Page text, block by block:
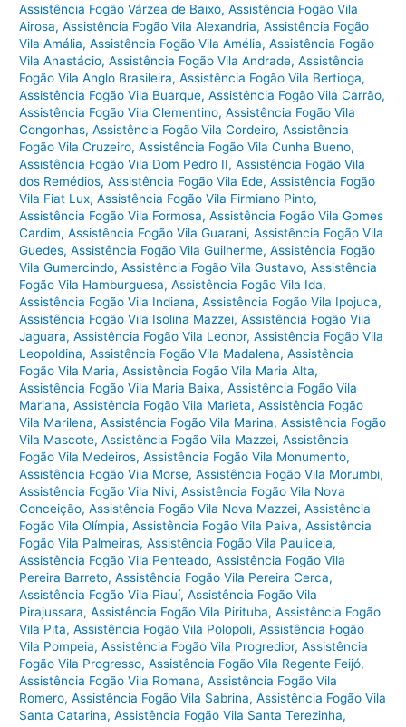
Assistência Fogão Várzea de Baixo,Assistência Fogão Vila
Airosa,Assistência Fogão Vila Alexandria,Assistência Fogão
Vila Amália,Assistência Fogão Vila Amélia,Assistência Fogão
Vila Anastácio,Assistência Fogão Vila Andrade,Assistência
Fogão Vila Anglo Brasileira,Assistência Fogão Vila Bertioga,
Assistência Fogão Vila Buarque,Assistência Fogão Vila Carrão,
Assistência Fogão Vila Clementino,Assistência Fogão Vila
Congonhas,Assistência Fogão Vila Cordeiro,Assistência
Fogão Vila Cruzeiro,Assistência Fogão Vila Cunha Bueno,
Assistência Fogão Vila Dom Pedro II,Assistência Fogão Vila
dos Remédios,Assistência Fogão Vila Ede,Assistência Fogão
Vila Fiat Lux,Assistência Fogão Vila Firmiano Pinto,
Assistência Fogão Vila Formosa,Assistência Fogão Vila Gomes
Cardim,Assistência Fogão Vila Guarani,Assistência Fogão Vila
Guedes,Assistência Fogão Vila Guilherme,Assistência Fogão
Vila Gumercindo,Assistência Fogão Vila Gustavo,Assistência
Fogão Vila Hamburguesa,Assistência Fogão Vila Ida,
Assistência Fogão Vila Indiana,Assistência Fogão Vila Ipojuca,
Assistência Fogão Vila Isolina Mazzei,Assistência Fogão Vila
Jaguara,Assistência Fogão Vila Leonor,Assistência Fogão Vila
Leopoldina,Assistência Fogão Vila Madalena,Assistência
Fogão Vila Maria,Assistência Fogão Vila Maria Alta,
Assistência Fogão Vila Maria Baixa,Assistência Fogão Vila
Mariana,Assistência Fogão Vila Marieta,Assistência Fogão
Vila Marilena,Assistência Fogão Vila Marina,Assistência Fogão
Vila Mascote,Assistência Fogão Vila Mazzei,Assistência
Fogão Vila Medeiros,Assistência Fogão Vila Monumento,
Assistência Fogão Vila Morse,Assistência Fogão Vila Morumbi,
Assistência Fogão Vila Nivi,Assistência Fogão Vila Nova
Conceição,Assistência Fogão Vila Nova Mazzei,Assistência
Fogão Vila Olímpia,Assistência Fogão Vila Paiva,Assistência
Fogão Vila Palmeiras,Assistência Fogão Vila Pauliceia,
Assistência Fogão Vila Penteado,Assistência Fogão Vila
Pereira Barreto,Assistência Fogão Vila Pereira Cerca,
Assistência Fogão Vila Piauí,Assistência Fogão Vila
Pirajussara,Assistência Fogão Vila Pirituba,Assistência Fogão
Vila Pita,Assistência Fogão Vila Polopoli,Assistência Fogão
Vila Pompeia,Assistência Fogão Vila Progredior,Assistência
Fogão Vila Progresso,Assistência Fogão Vila Regente Feijó,
Assistência Fogão Vila Romana,Assistência Fogão Vila
Romero,Assistência Fogão Vila Sabrina,Assistência Fogão Vila
Santa Catarina,Assistência Fogão Vila Santa Terezinha,